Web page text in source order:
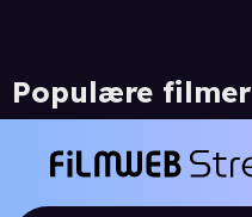
Populære filmer